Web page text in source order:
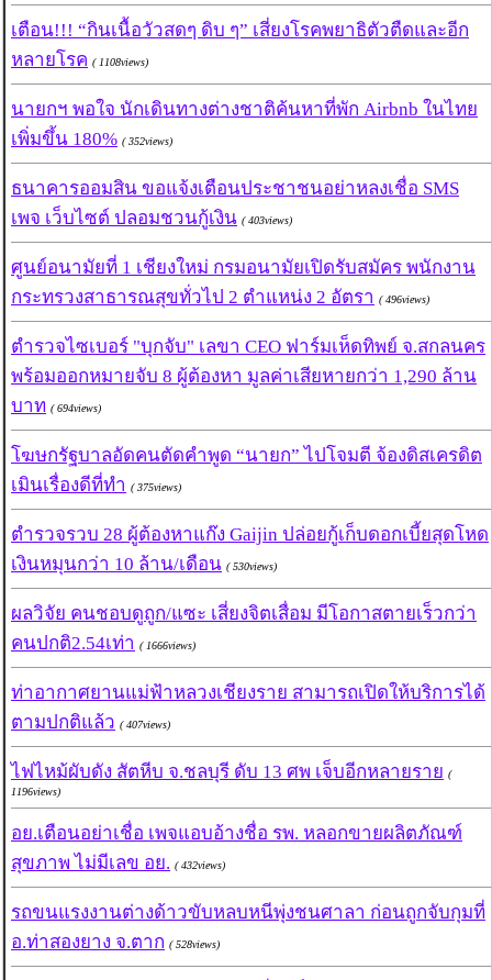
เตือน!!! “กินเนื้อวัวสดๆ ดิบ ๆ” เสี่ยงโรคพยาธิตัวตืดและอีก
หลายโรค ( 1108views)
นายกฯ พอใจ นักเดินทางต่างชาติค้นหาที่พัก Airbnb ในไทย
เพิ่มขึ้น 180% ( 352views)
ธนาคารออมสิน ขอแจ้งเตือนประชาชนอย่าหลงเชื่อ SMS
เพจ เว็บไซต์ ปลอมชวนกู้เงิน ( 403views)
ศูนย์อนามัยที่ 1 เชียงใหม่ กรมอนามัยเปิดรับสมัคร พนักงาน
กระทรวงสาธารณสุขทั่วไป 2 ตำแหน่ง 2 อัตรา ( 496views)
ตำรวจไซเบอร์ "บุกจับ" เลขา CEO ฟาร์มเห็ดทิพย์ จ.สกลนคร
พร้อมออกหมายจับ 8 ผู้ต้องหา มูลค่าเสียหายกว่า 1,290 ล้าน
บาท ( 694views)
โฆษกรัฐบาลอัดคนตัดคำพูด “นายก” ไปโจมตี จ้องดิสเครดิต
เมินเรื่องดีที่ทำ ( 375views)
ตำรวจรวบ 28 ผู้ต้องหาแก๊ง Gaijin ปล่อยกู้เก็บดอกเบี้ยสุดโหด
เงินหมุนกว่า 10 ล้าน/เดือน ( 530views)
ผลวิจัย คนชอบดูถูก/แซะ เสี่ยงจิตเสื่อม มีโอกาสตายเร็วกว่า
คนปกติ2.54เท่า ( 1666views)
ท่าอากาศยานแม่ฟ้าหลวงเชียงราย สามารถเปิดให้บริการได้
ตามปกติแล้ว ( 407views)
ไฟไหม้ผับดัง สัตหีบ จ.ชลบุรี ดับ 13 ศพ เจ็บอีกหลายราย (
1196views)
อย.เตือนอย่าเชื่อ เพจแอบอ้างชื่อ รพ. หลอกขายผลิตภัณฑ์
สุขภาพ ไม่มีเลข อย. ( 432views)
รถขนแรงงานต่างด้าวขับหลบหนีพุ่งชนศาลา ก่อนถูกจับกุมที่
อ.ท่าสองยาง จ.ตาก ( 528views)